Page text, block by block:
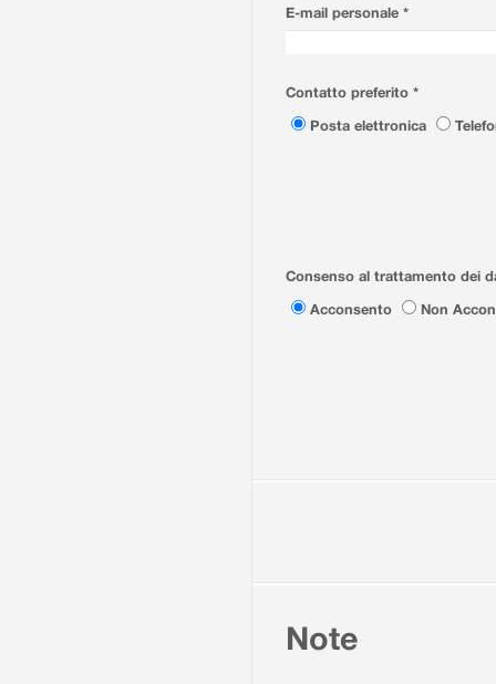
E-mail personale *
Contatto preferito *
Posta elettronica
Consenso al trattamento dei
Acconsento
Non
Note